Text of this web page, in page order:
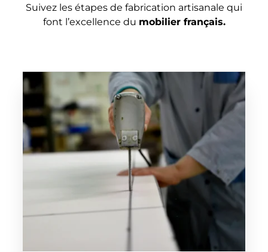
Suivez les étapes de fabrication artisanale qui
font l’excellence du mobilier français.